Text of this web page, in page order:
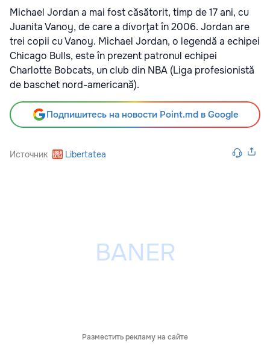
Michael Jordan a mai fost căsătorit, timp de 17 ani, cu
Juanita Vanoy, de care a divorţat în 2006. Jordan are
trei copii cu Vanoy. Michael Jordan, o legendă a echipei
Chicago Bulls, este în prezent patronul echipei
Charlotte Bobcats, un club din NBA (Liga profesionistă
de baschet nord-americană).
Подпишитесь на новости Point.md в Google
Источник Libertatea
Разместить рекламу на сайте